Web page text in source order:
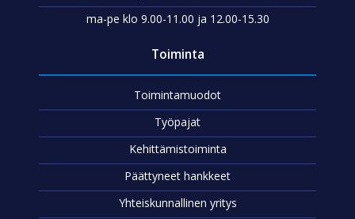
ma-pe klo 9.00-11.00 ja 12.00-15.30
Toiminta
Toimintamuodot
Työpajat
Kehittämistoiminta
Päättyneet hankkeet
Yhteiskunnallinen yritys